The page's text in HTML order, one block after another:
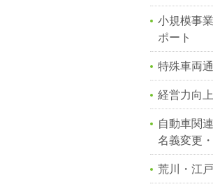
小規模事
ポート
特殊車両
経営力向
自動車関
名義変更
荒川・江